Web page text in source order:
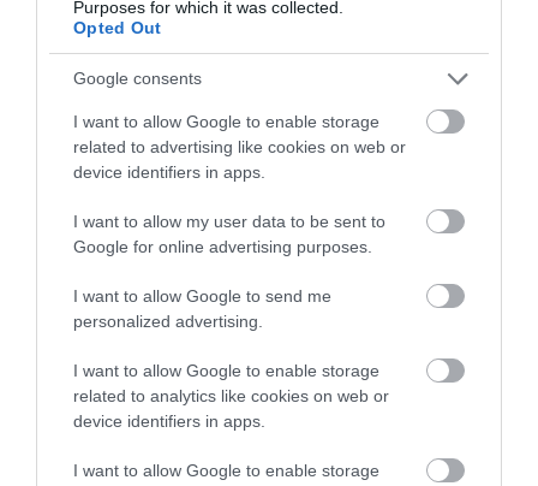
Purposes for which it was collected.
Opted Out
Google consents
I want to allow Google to enable storage
related to advertising like cookies on web or
device identifiers in apps.
I want to allow my user data to be sent to
Google for online advertising purposes.
I want to allow Google to send me
personalized advertising.
I want to allow Google to enable storage
related to analytics like cookies on web or
device identifiers in apps.
I want to allow Google to enable storage
Μεγάλο πανηγύρι απόψε με την
Χαρά Βέρρα στην Εύβοια – Η
07.08.2026 | 13:45
Νεκρός 75χρονος που είχε φύγει
07.08.2026 | 13:30
Το evima.gr Αποκαλύπτει: Τρία
πυροσβεστικά οχήματα έφτασαν
07.08.2026 | 13:05
Συντάξεις: Ποιοι θα πάρουν
στην Εύβοια οι
πυροσβέστες που
έδωσαν μάχη με τις
φλόγες – Έφτασαν
evima: Αυτές οι
εθελοντικές ομάδες
οχήματα
Μεγάλη προσοχή
δρόμος έχει γεμίσει με
Θλίψη στην Εύβοια:
Γυναίκα έχασε την ζωή